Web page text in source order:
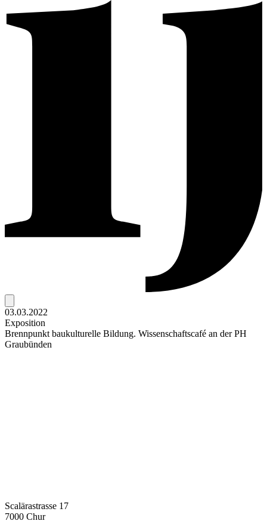
03.03.2022
Exposition
Brennpunkt baukulturelle Bildung. Wissenschaftscafé an der PH
Graubünden
Scalärastrasse 17
7000 Chur